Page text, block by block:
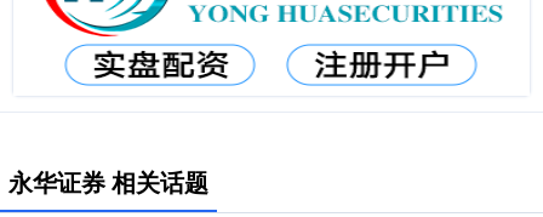
永华证券 相关话题